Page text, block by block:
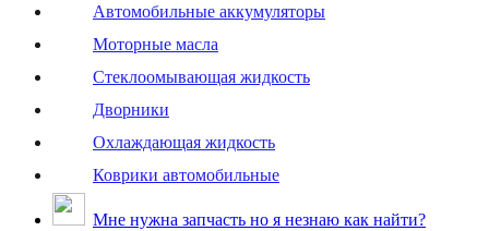
Автомобильные аккумуляторы
Моторные масла
Стеклоомывающая жидкость
Дворники
Охлаждающая жидкость
Коврики автомобильные
Мне нужна запчасть но я незнаю как найти?